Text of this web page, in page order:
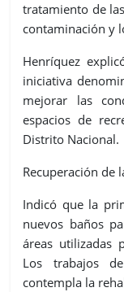
tratamiento de
contaminación y
Henríquez
iniciativa
mejorar las
espacios de
Distrito Nacional.
Recuperación de
Indicó que la
nuevos baños
áreas utilizadas
Los trabajos
contempla la